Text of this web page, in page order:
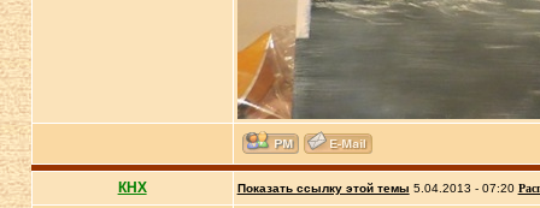
КНХ Показать ссылку этой темы 5.04.2013 - 07:20